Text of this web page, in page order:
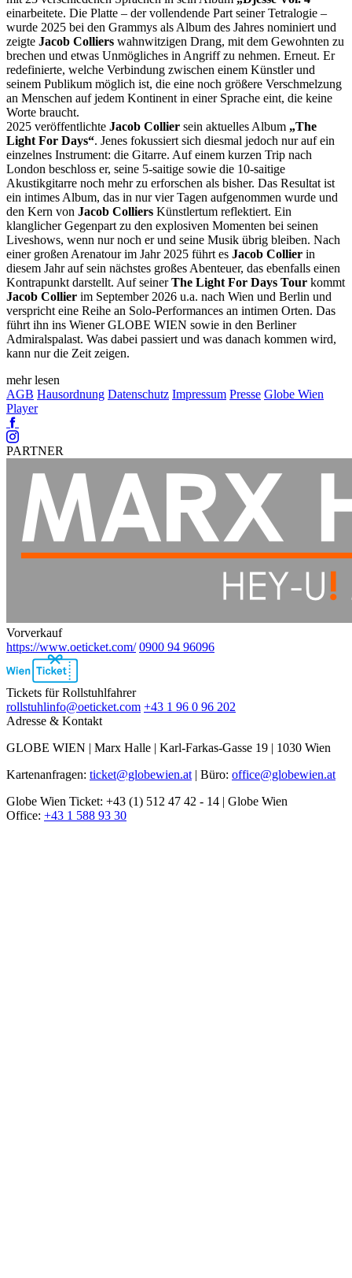
einarbeitete. Die Platte – der vollendende Part seiner Tetralogie –
wurde 2025 bei den Grammys als Album des Jahres nominiert und
zeigte Jacob Colliers wahnwitzigen Drang, mit dem Gewohnten zu
brechen und etwas Unmögliches in Angriff zu nehmen. Erneut. Er
redefinierte, welche Verbindung zwischen einem Künstler und
seinem Publikum möglich ist, die eine noch größere Verschmelzung
an Menschen auf jedem Kontinent in einer Sprache eint, die keine
Worte braucht.
2025 veröffentlichte Jacob Collier sein aktuelles Album „The
Light For Days“. Jenes fokussiert sich diesmal jedoch nur auf ein
einzelnes Instrument: die Gitarre. Auf einem kurzen Trip nach
London beschloss er, seine 5-saitige sowie die 10-saitige
Akustikgitarre noch mehr zu erforschen als bisher. Das Resultat ist
ein intimes Album, das in nur vier Tagen aufgenommen wurde und
den Kern von Jacob Colliers Künstlertum reflektiert. Ein
klanglicher Gegenpart zu den explosiven Momenten bei seinen
Liveshows, wenn nur noch er und seine Musik übrig bleiben. Nach
einer großen Arenatour im Jahr 2025 führt es Jacob Collier in
diesem Jahr auf sein nächstes großes Abenteuer, das ebenfalls einen
Kontrapunkt darstellt. Auf seinerThe Light For Days Tour kommt
Jacob Collier im September 2026 u.a. nach Wien und Berlin und
verspricht eine Reihe an Solo-Performances an intimen Orten. Das
führt ihn ins Wiener GLOBE WIEN sowie in den Berliner
Admiralspalast. Was dabei passiert und was danach kommen wird,
kann nur die Zeit zeigen.
mehr lesen
AGB Hausordnung Datenschutz Impressum Presse Globe Wien
Player
Facebook
Instagram
PARTNER
Vorverkauf
https://www.oeticket.com/ 0900 94 96096
Ebene
2
Tickets für Rollstuhlfahrer
rollstuhlinfo@oeticket.com +43 1 96 0 96 202
Adresse & Kontakt
GLOBE WIEN | Marx Halle | Karl-Farkas-Gasse 19 | 1030 Wien
Kartenanfragen: ticket@globewien.at | Büro: office@globewien.at
Globe Wien Ticket: +43 (1) 512 47 42 - 14 | Globe Wien
Office: +43 1 588 93 30